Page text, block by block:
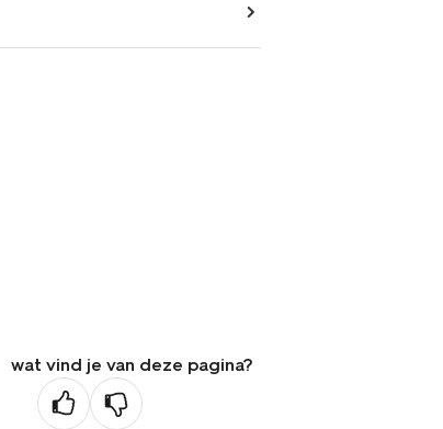
wat vind je van deze pagina?